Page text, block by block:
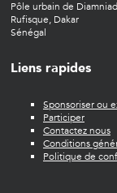
Pôle urbain de
Rufisque, Dakar
Sénégal
Liens rapides
Sponsoriser ou
Participer
Contactez nous
Conditions
Politique de